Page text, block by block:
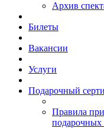
Архив
Билеты
Вакансии
Услуги
Подарочный
Правила
подарочных